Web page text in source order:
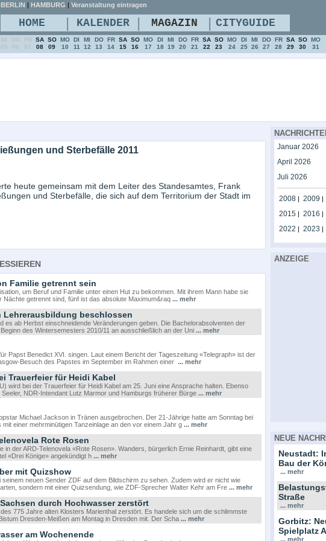
und Sterbefälle 2011
heute gemeinsam mit dem Leiter des Standesamtes, Frank
und Sterbefälle, die sich auf dem Territorium der Stadt im
Familie getrennt sein
um Beruf und Familie unter einen Hut zu bekommen. Mit ihrem Mann habe sie
getrennt sind, fünf ist das absolute Maximum&raq ... mehr
Lehrerausbildung beschlossen
es ab Herbst einschneidende Veränderungen geben. Die Bachelorabsolventen der
des Wintersemesters 2010/11 an ausschließlich an der Uni ... mehr
Papst Benedict XVI. singen. Laut einem Bericht der Tageszeitung «Telegraph» ist der
Besuch des Papstes im September im Rahmen einer ... mehr
Trauerfeier für Heidi Kabel
wird bei der Trauerfeier für Heidi Kabel am 25. Juni eine Ansprache halten. Ebenso
NDR-Intendant Lutz Marmor und Hamburgs früherer Bürge ... mehr
Michael Jackson in Tränen ausgebrochen. Der 21-Jährige hatte am Sonntag bei
einer mehrminütigen Tanzeinlage an den vor einem Jahr g ... mehr
Rote Rosen
in der ARD-Telenovela «Rote Rosen». Wanders, bürgerlich Ernie Reinhardt, gibt eine
«Drei Könige» angekündigt h ... mehr
mit Quizshow
neuen Sender ZDF auf dem Bildschirm zu sehen. Zudem wird er nicht wie
sondern mit einer Quizsendung, wie ZDF-Sprecher Walter Kehr am Fre ... mehr
durch Hochwasser zerstört
775 Jahre alten Klosters Marienthal zerstört. Es handele sich um die schlimmste
Dresden-Meißen am Montag in Dresden mit. Der Scha ... mehr
am Wochenende
Januar 2026
April 2026
Juli 2026
2008| 2009 |
2015| 2016 |
2022 | 2023 |
ANZEIGE
NEUE
Neustadt:
Bau der
... mehr
Straße
... mehr
Gorbitz:
Spielplatz
... mehr
BERLIN | HAMBURG | Veranstaltung eintragen
HOME | KALENDER | MAGAZIN | CITYGUIDE
MI
05
DO
06
FR
07
SA
08
SO
09
MO
10
DI
11
MI
12
DO
13
FR
14
SA
15
SO
16
MO
17
DI
18
MI
19
DO
20
FR
21
SA
22
SO
23
MO
24
DI
25
MI
26
DO
27
FR
28
SA
29
SO
30
MO
31